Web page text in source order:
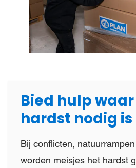
Bied hulp
hardst nodig is
Bij conflicten,
worden meisjes het hardst